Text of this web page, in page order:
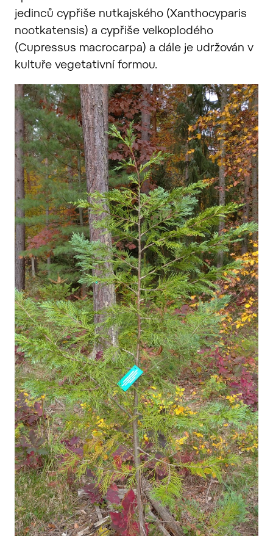
jedinců cypřiše nutkajského (Xanthocyparis
nootkatensis) a cypřiše velkoplodého
(Cupressus macrocarpa) a dále je udržován v
kultuře vegetativní formou.